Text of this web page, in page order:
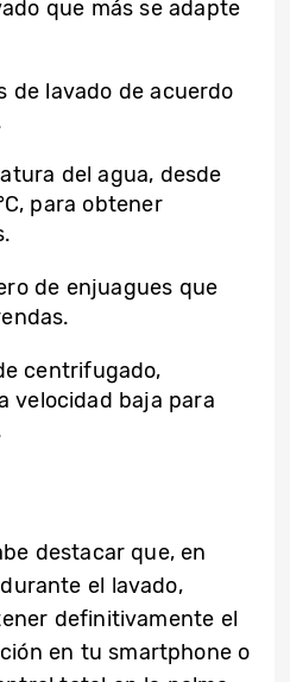
que más se adapte
de lavado de acuerdo
del agua, desde
para obtener
de enjuagues que
centrifugado,
velocidad baja para
destacar que, en
el lavado,
definitivamente el
en tu smartphone o